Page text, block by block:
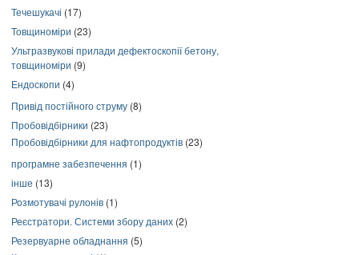
Течешукачі (17)
Товщиноміри (23)
Ультразвукові прилади дефектоскопії бетону,
товщиноміри (9)
Ендоскопи (4)
Привід постійного струму (8)
Пробовідбірники (23)
Пробовідбірники для нафтопродуктів (23)
програмне забезпечення (1)
інше (13)
Розмотувачі рулонів (1)
Реєстратори. Системи збору даних (2)
Резервуарне обладнання (5)